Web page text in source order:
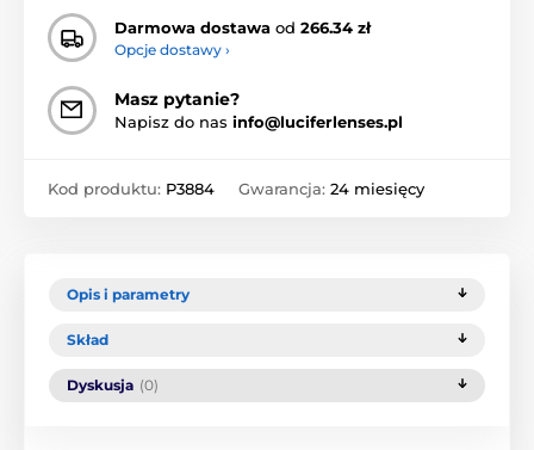
Darmowa dostawa od 266.34 zł
Opcje dostawy ›
Masz pytanie?
Napisz do nas info@luciferlenses.pl
Kod produktu: P3884 Gwarancja: 24 miesięcy
Opis i parametry
Skład
Dyskusja (0)